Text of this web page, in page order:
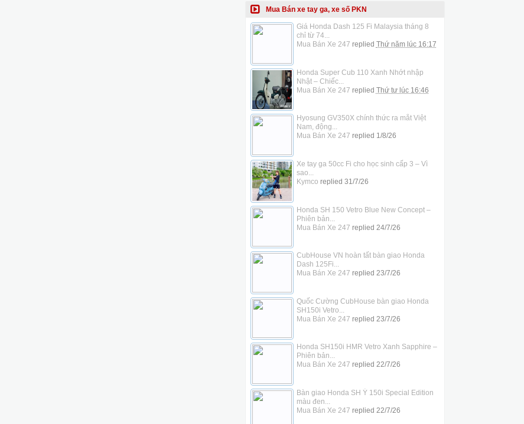
Mua Bán xe tay ga, xe số PKN
Giá Honda Dash 125 Fi Malaysia tháng 8
chỉ từ 74...
Mua Bán Xe 247 replied Thứ năm lúc 16:17
Honda Super Cub 110 Xanh Nhớt nhập
Nhật – Chiếc...
Mua Bán Xe 247 replied Thứ tư lúc 16:46
Hyosung GV350X chính thức ra mắt Việt
Nam, động...
Mua Bán Xe 247 replied 1/8/26
Xe tay ga 50cc Fi cho học sinh cấp 3 – Vì
sao...
Kymco replied 31/7/26
Honda SH 150 Vetro Blue New Concept –
Phiên bản...
Mua Bán Xe 247 replied 24/7/26
CubHouse VN hoàn tất bàn giao Honda
Dash 125Fi...
Mua Bán Xe 247 replied 23/7/26
Quốc Cường CubHouse bàn giao Honda
SH150i Vetro...
Mua Bán Xe 247 replied 23/7/26
Honda SH150i HMR Vetro Xanh Sapphire –
Phiên bản...
Mua Bán Xe 247 replied 22/7/26
Bàn giao Honda SH Ý 150i Special Edition
màu đen...
Mua Bán Xe 247 replied 22/7/26